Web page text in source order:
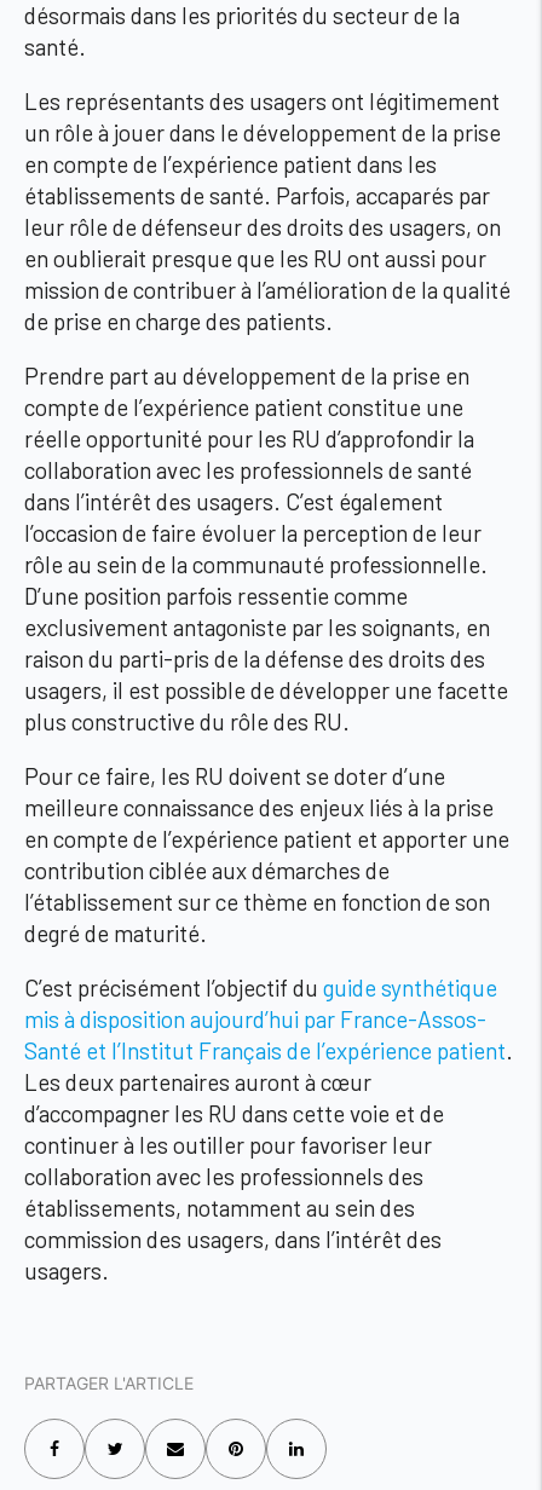
désormais dans les priorités du secteur de la
santé.
Les représentants des usagers ont légitimement
un rôle à jouer dans le développement de la prise
en compte de l’expérience patient dans les
établissements de santé. Parfois, accaparés par
leur rôle de défenseur des droits des usagers, on
en oublierait presque que les RU ont aussi pour
mission de contribuer à l’amélioration de la qualité
de prise en charge des patients.
Prendre part au développement de la prise en
compte de l’expérience patient constitue une
réelle opportunité pour les RU d’approfondir la
collaboration avec les professionnels de santé
dans l’intérêt des usagers. C’est également
l’occasion de faire évoluer la perception de leur
rôle au sein de la communauté professionnelle.
D’une position parfois ressentie comme
exclusivement antagoniste par les soignants, en
raison du parti-pris de la défense des droits des
usagers, il est possible de développer une facette
plus constructive du rôle des RU.
Pour ce faire, les RU doivent se doter d’une
meilleure connaissance des enjeux liés à la prise
en compte de l’expérience patient et apporter une
contribution ciblée aux démarches de
l’établissement sur ce thème en fonction de son
degré de maturité.
C’est précisément l’objectif du guide synthétique
mis à disposition aujourd’hui par France-Assos-
Santé et l’Institut Français de l’expérience patient.
Les deux partenaires auront à cœur
d’accompagner les RU dans cette voie et de
continuer à les outiller pour favoriser leur
collaboration avec les professionnels des
établissements, notamment au sein des
commission des usagers, dans l’intérêt des
usagers.
PARTAGER L'ARTICLE